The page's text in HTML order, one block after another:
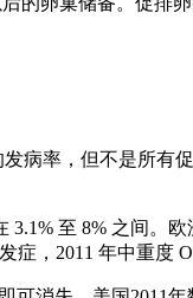
病率，但不是所有
至 8% 之间。
，2011 年中重度